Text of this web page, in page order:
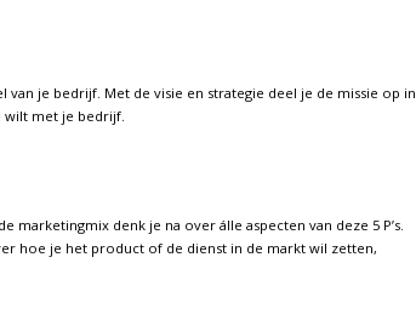
je bedrijf. Met de visie en strategie deel je de missie op in
met je bedrijf.
marketingmix denk je na over álle aspecten van deze 5 P’s.
hoe je het product of de dienst in de markt wil zetten,